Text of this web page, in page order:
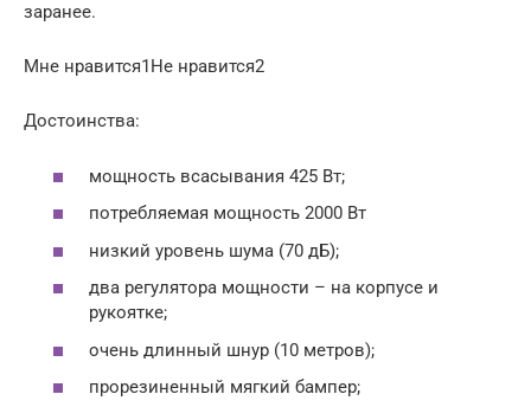
заранее.
Мне нравится1Не нравится2
Достоинства:
мощность всасывания 425 Вт;
потребляемая мощность 2000 Вт
низкий уровень шума (70 дБ);
два регулятора мощности – на корпусе и
рукоятке;
очень длинный шнур (10 метров);
прорезиненный мягкий бампер;